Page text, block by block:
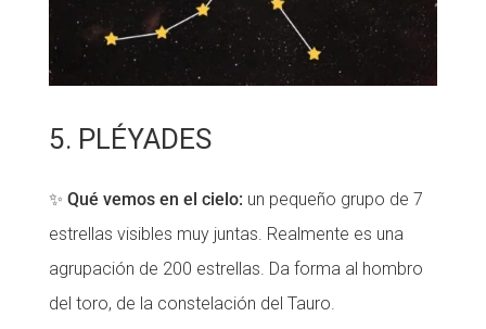
5. PLÉYADES
✨ Qué vemos en el cielo: un pequeño grupo de 7
estrellas visibles muy juntas. Realmente es una
agrupación de 200 estrellas. Da forma al hombro
del toro, de la constelación del Tauro.